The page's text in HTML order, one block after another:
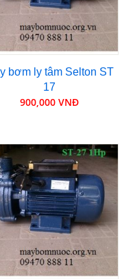
bơm ly tâm Selton ST
17
900,000 VNĐ